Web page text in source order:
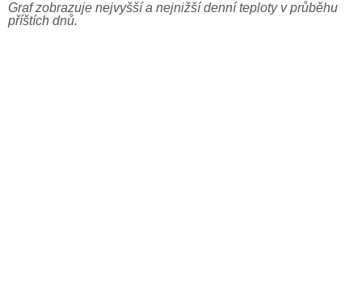
Graf zobrazuje nejvyšší a nejnižší denní teploty v průběhu
příštích dnů.